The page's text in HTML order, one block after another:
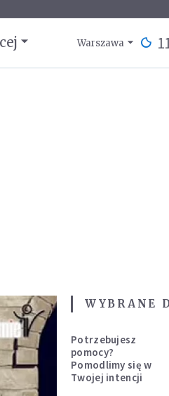
Warszawa
WYBRANE
Potrzebujesz
pomocy?
Pomodlimy się w
Twojej intencji